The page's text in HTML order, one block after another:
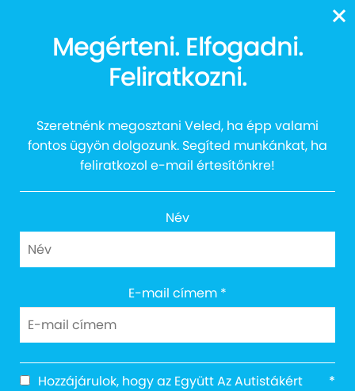
Szikra Tehetséggondozó
Egyesület – tábor 2022
Megérteni. Elfogadni.
Feliratkozni.
Szeretnénk megosztani Veled, ha épp valami
fontos ügyön dolgozunk. Segíted munkánkat, ha
feliratkozol e-mail értesítőnkre!
Név
E-mail címem *
Hozzájárulok, hogy az Együtt Az Autistákért
*